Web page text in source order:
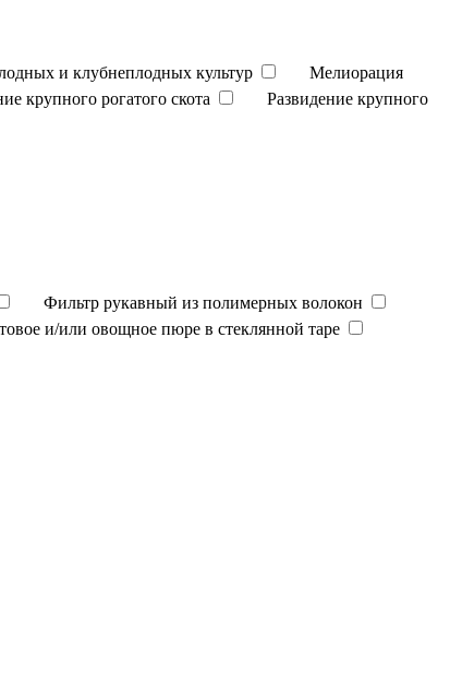
и клубнеплодных культур
Мелиорация
крупного рогатого скота
Развидение крупного
Фильтр рукавный из полимерных волокон
и/или овощное пюре в стеклянной таре